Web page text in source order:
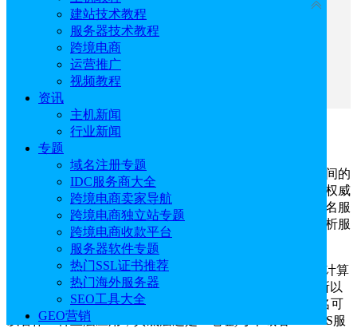
建站技术教程
服务器技术教程
跨境电商
运营推广
视频教程
资讯
主机新闻
行业新闻
专题
域名注册专题
IDC服务商大全
跨境电商卖家导航
跨境电商独立站专题
跨境电商收款平台
服务器软件专题
热门SSL证书推荐
热门海外服务器
SEO工具大全
GEO营销
一、DNS解析的工作原理是什么
二、域名解析重要性
三、免费域名商家
四、域名解析失败怎么办
一、DNS解析的工作原理是什么
DNS解析由分布式的DNS系统来管理域名和IP地址之间的
映射关系。这种结构包括域名服务器、
服务器、权威
域名服务器和本地域名服务器等多个层级。每个层级的域名服
务器都负责维护其管辖范围内的域名信息，并通过域名解析服
务将域名转换为IP地址。
互联网中，计算机都是通过IP地址进行互相访问的。计算
机=>IP地址。由于IP地址复杂难记，如192.16X.9X.1X，所以
一般使用域名进行访问域名:代替IP实现计算机的访问(域名可
以看作一种上层应用，其底层还是IP地址)每个域名 =>DNS服